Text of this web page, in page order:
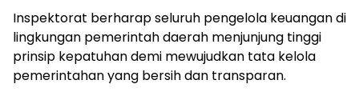
Inspektorat berharap seluruh pengelola keuangan di
lingkungan pemerintah daerah menjunjung tinggi
prinsip kepatuhan demi mewujudkan tata kelola
pemerintahan yang bersih dan transparan.